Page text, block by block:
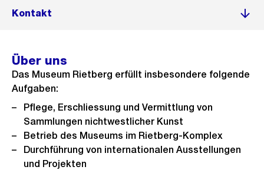
Kontakt
Über uns
Das Museum Rietberg erfüllt insbesondere folgende
Aufgaben:
Pflege, Erschliessung und Vermittlung von
Sammlungen nichtwestlicher Kunst
Betrieb des Museums im Rietberg-Komplex
Durchführung von internationalen Ausstellungen
und Projekten